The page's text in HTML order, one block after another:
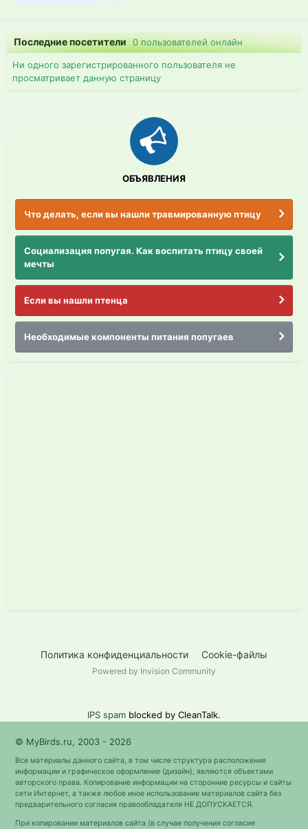
Последние посетители0 пользователей онлайн
Ни одного зарегистрированного пользователя не
просматривает данную страницу
ОБЪЯВЛЕНИЯ
Что делать, если вы нашли травмированную птицу
Социализация попугая. Как воспитать птицу своей
мечты
Если вы нашли птенца
Необходимые компоненты питания попугаев
Политика конфиденциальности Cookie-файлы
Powered by Invision Community
IPS spam blocked by CleanTalk.
© MyBirds.ru, 2003 - 2026
Все материалы данного сайта, в том числе структура расположения
информации и графическое оформление (дизайн), являются объектами
авторского права. Копирование информации на сторонние ресурсы и сайты
сети Интернет, а также любое иное использование материалов сайта без
предварительного согласия правообладателя НЕ ДОПУСКАЕТСЯ.
При копировании материалов сайта (в случае получения согласия